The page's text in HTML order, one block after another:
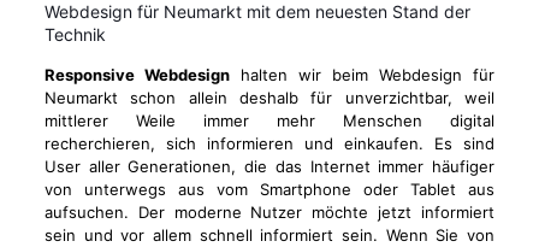
Webdesign für Neumarkt mit dem neuesten Stand der
Technik
Responsive Webdesignhalten wir beim Webdesign für
Neumarkt schon allein deshalb für unverzichtbar, weil
mittlerer Weile immer mehr Menschen digital
recherchieren, sich informieren und einkaufen. Es sind
User aller Generationen, die das Internet immer häufiger
von unterwegs aus vom Smartphone oder Tablet aus
aufsuchen. Der moderne Nutzer möchte jetzt informiert
sein und vor allem schnell informiert sein. Wenn Sie von